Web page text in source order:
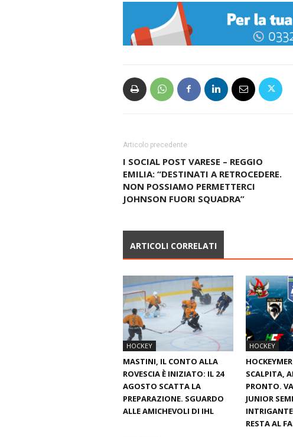
Articolo precedente
I SOCIAL POST VARESE – REGGIO
EMILIA: “DESTINATI A RETROCEDERE.
NON POSSIAMO PERMETTERCI
JOHNSON FUORI SQUADRA”
ARTICOLI CORRELATI
HOCKEY
MASTINI, IL CONTO ALLA
ROVESCIA È INIZIATO: IL 24
AGOSTO SCATTA LA
PREPARAZIONE. SGUARDO
ALLE AMICHEVOLI DI IHL
HOCKEY
SCALPITA,
PRONTO.
JUNIOR
RESTA AL